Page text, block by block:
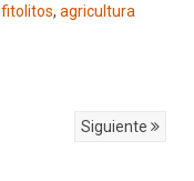
fitolitos, agricultura
Siguiente